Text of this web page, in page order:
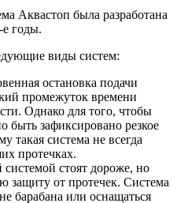
Аквастоп была разработана
годы.
виды систем:
остановка подачи
промежуток времени
Однако для того, чтобы
быть зафиксировано резкое
такая система не всегда
протечках.
стоят дороже, но
защиту от протечек. Система
барабана или оснащаться